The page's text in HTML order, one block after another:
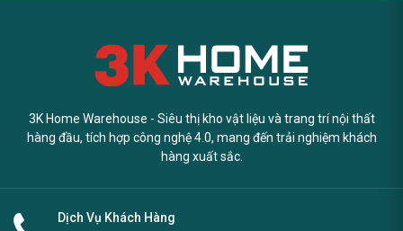
3K Home Warehouse - Siêu thị kho vật liệu và trang trí nội thất
hàng đầu, tích hợp công nghệ 4.0, mang đến trải nghiệm khách
hàng xuất sắc.
Dịch Vụ Khách Hàng